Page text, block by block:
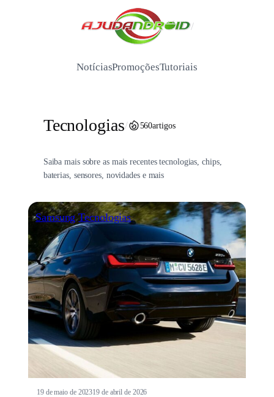
/
NotíciasPromoçõesTutoriais
Tecnologias/ 560artigos
Saiba mais sobre as mais recentes tecnologias, chips,
baterias, sensores, novidades e mais
Samsung Tecnologias
19 de maio de 202319 de abril de 2026